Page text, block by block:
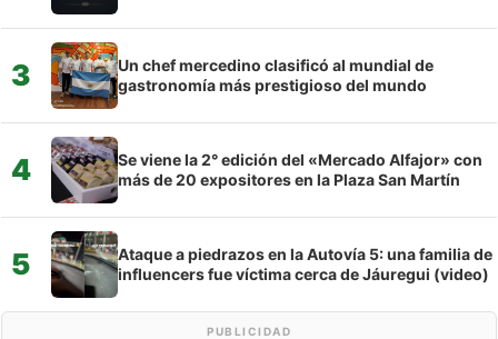
3
Un chef mercedino clasificó al mundial de
gastronomía más prestigioso del mundo
4
Se viene la 2° edición del «Mercado Alfajor» con
más de 20 expositores en la Plaza San Martín
5
Ataque a piedrazos en la Autovía 5: una familia de
influencers fue víctima cerca de Jáuregui (video)
PUBLICIDAD